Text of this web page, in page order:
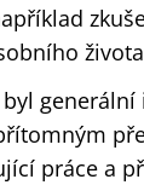
práce a